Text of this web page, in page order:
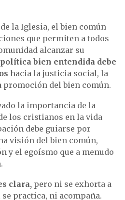
la Iglesia, el bien común
que permiten a todos
alcanzar su
bien entendida debe
hacia la justicia social, la
promoción del bien común.
la importancia de la
los cristianos en la vida
debe guiarse por
visión del bien común,
y el egoísmo que a menudo
clara, pero ni se exhorta a
practica, ni acompaña.